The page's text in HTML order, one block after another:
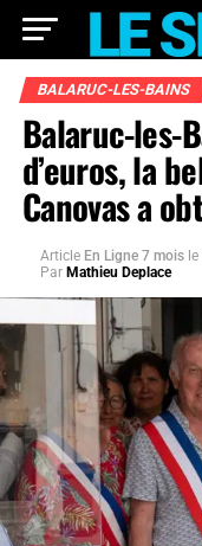
BALARUC-LES-BAINS
Balaruc-les-
d’euros, la
Canovas a
Article En Ligne 7 mois le
Par Mathieu Deplace